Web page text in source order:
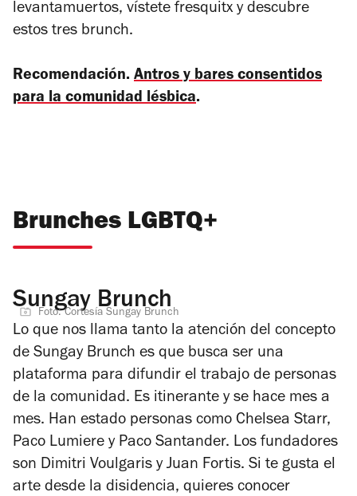
levantamuertos, vístete fresquitx y descubre
estos tres brunch.
Recomendación. Antros y bares consentidos
para la comunidad lésbica.
Brunches LGBTQ+
Sungay Brunch
Foto: Cortesía Sungay Brunch
Lo que nos llama tanto la atención del concepto
de Sungay Brunch es que busca ser una
plataforma para difundir el trabajo de personas
de la comunidad. Es itinerante y se hace mes a
mes. Han estado personas como Chelsea Starr,
Paco Lumiere y Paco Santander. Los fundadores
son Dimitri Voulgaris y Juan Fortis. Si te gusta el
arte desde la disidencia, quieres conocer